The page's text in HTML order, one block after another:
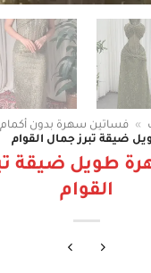
» فساتين سهرة بدون أكمام
ضيقة تبرز جمال القوام
طويل ضيقة
القوام